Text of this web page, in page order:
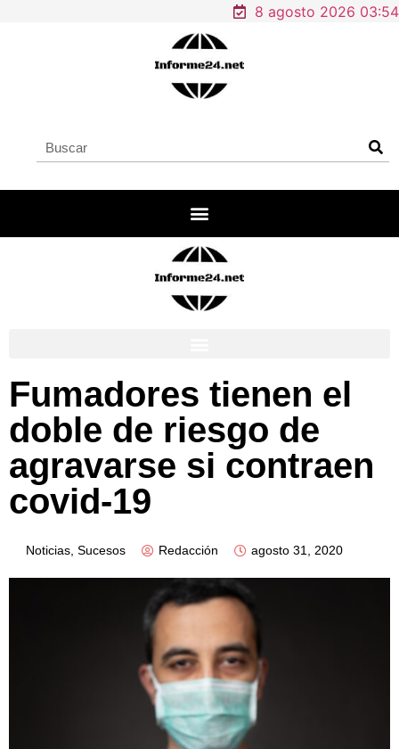
8 agosto 2026 03:54
Fumadores tienen el
doble de riesgo de
agravarse si contraen
covid-19
Noticias, Sucesos Redacción agosto 31, 2020